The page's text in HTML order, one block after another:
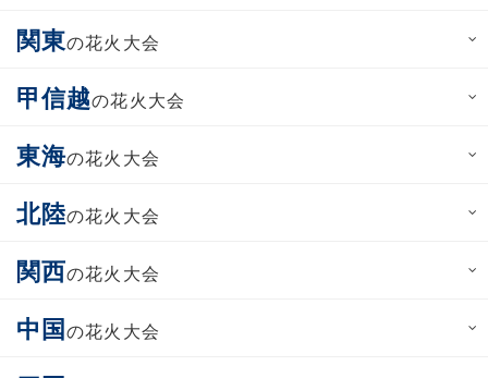
関東の花火大会
甲信越の花火大会
東海の花火大会
北陸の花火大会
関西の花火大会
中国の花火大会